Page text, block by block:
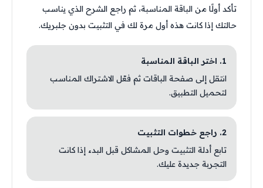
تأكد أولًا من الباقة المناسبة، ثم راجع الشرح الذي يناسب
حالتك إذا كانت هذه أول مرة لك في التثبيت بدون جلبريك.
1. اختر الباقة المناسبة
انتقل إلى صفحة الباقات ثم فعّل الاشتراك المناسب
لتحميل التطبيق.
2. راجع خطوات التثبيت
تابع أدلة التثبيت وحل المشاكل قبل البدء إذا كانت
التجربة جديدة عليك.